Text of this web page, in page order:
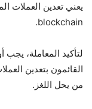
يعني تعدين العملات
blockchain.
لتأكيد المعاملة، يجب
القائمون بتعدين
من يحل اللغز.